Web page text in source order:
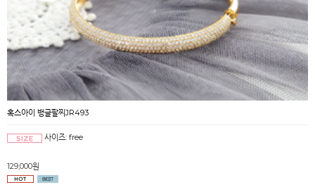
혹스아이 뱅글팔찌JR493
사이즈: free
129,000원